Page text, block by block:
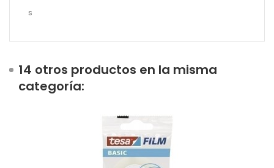
s
14 otros productos en la misma
categoría: